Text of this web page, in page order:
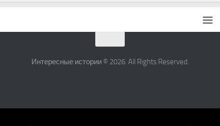
Интересные истории © 2026. All Rights Reserved.